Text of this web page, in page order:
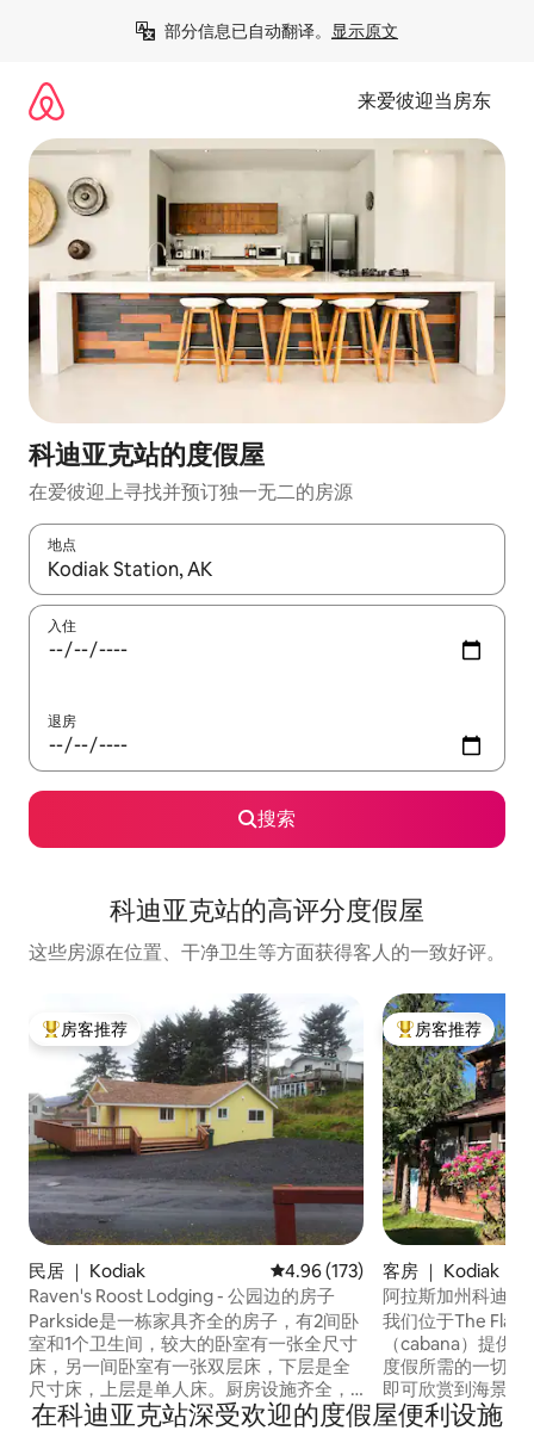
部分信息已自动翻译。 显示原文
来爱彼迎当房东
科迪亚克站的度假屋
在爱彼迎上寻找并预订独一无二的房源
地点
如有搜索结果，请使用上下方向键查看，或通过点击或滑动手势
入住
退房
搜索
科迪亚克站的高评分度假屋
这些房源在位置、干净卫生等方面获得客人的一致好评。
热门「房客推荐」
房客推荐
民居 ｜ Kodiak 平均评分 4.96 分（满分 5 分），
4.96 (173)
Raven's Roost Lodging - 公园边的房子
Parkside是一栋家具齐全的房子，有2间卧
室和1个卫生间，较大的卧室有一张全尺寸
床，另一间卧室有一张双层床，下层是全
尺寸床，上层是单人床。厨房设施齐全，
配有冰柜和洗衣房。还配备无线网络/Roku
和大电视。房源位于一条独头巷道上，旁
热门「房客推荐」
房客推荐
客房 ｜ Kodiak
阿拉斯加州科迪亚
我们位于The
（cabana）提供
度假所需的一切。 从机场向南开车10分钟
即可欣赏到海景和
俄罗斯溪（
小屋有自己的停车
在科迪亚克站深受欢迎的度假屋便利设施